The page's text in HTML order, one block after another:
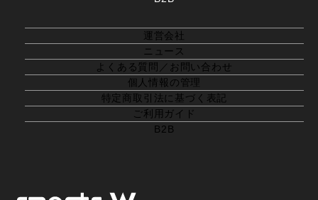
運営会社
ニュース
よくある質問／お問い合わせ
個人情報の管理
特定商取引法に基づく表記
ご利用ガイド
B2B